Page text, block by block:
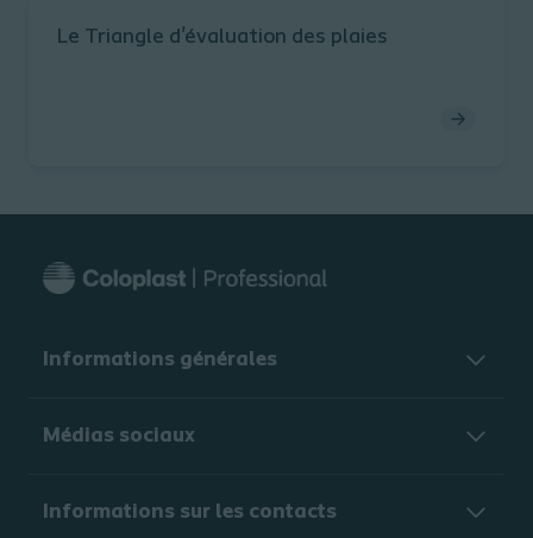
Le Triangle d'évaluation des plaies
Informations générales​
Médias sociaux
Informations sur les contacts